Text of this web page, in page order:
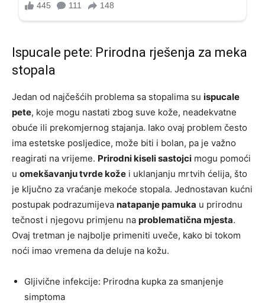
Ispucale pete: Prirodna rješenja za meka
stopala
Jedan od najčešćih problema sa stopalima su ispucale
pete, koje mogu nastati zbog suve kože, neadekvatne
obuće ili prekomjernog stajanja. Iako ovaj problem često
ima estetske posljedice, može biti i bolan, pa je važno
reagirati na vrijeme. Prirodni kiseli sastojci mogu pomoći
u omekšavanju tvrde kože i uklanjanju mrtvih ćelija, što
je ključno za vraćanje mekoće stopala. Jednostavan kućni
postupak podrazumijeva natapanje pamuka u prirodnu
tečnost i njegovu primjenu na problematična mjesta.
Ovaj tretman je najbolje primeniti uveče, kako bi tokom
noći imao vremena da deluje na kožu.
Gljivične infekcije: Prirodna kupka za smanjenje
simptoma